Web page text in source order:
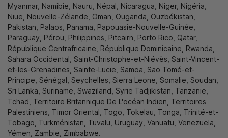
Myanmar, Namibie, Nauru, Népal, Nicaragua, Niger, Nigéria,
Niue, Nouvelle-Zélande, Oman, Ouganda, Ouzbékistan,
Pakistan, Palaos, Panama, Papouasie-Nouvelle-Guinée,
Paraguay, Pérou, Philippines, Pitcairn, Porto Rico, Qatar,
République Centrafricaine, République Dominicaine, Rwanda,
Sahara Occidental, Saint-Christophe-et-Niévès, Saint-Vincent-
et-les-Grenadines, Sainte-Lucie, Samoa, Sao Tomé-et-
Principe, Sénégal, Seychelles, Sierra Leone, Somalie, Soudan,
Sri Lanka, Suriname, Swaziland, Syrie Tadjikistan, Tanzanie,
Tchad, Territoire Britannique De L'océan Indien, Territoires
Palestiniens, Timor Oriental, Togo, Tokelau, Tonga, Trinité-et-
Tobago, Turkménistan, Tuvalu, Uruguay, Vanuatu, Venezuela,
Yémen, Zambie, Zimbabwe.